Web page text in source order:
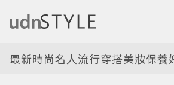
最新時尚名人流行穿搭美妝保養